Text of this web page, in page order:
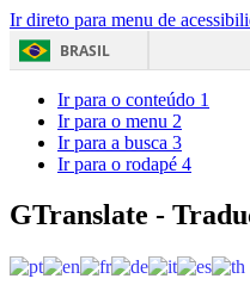
Ir direto para menu de
BRASIL
Ir para o conteúdo 1
Ir para o menu 2
Ir para a busca 3
Ir para o rodapé 4
GTranslate -